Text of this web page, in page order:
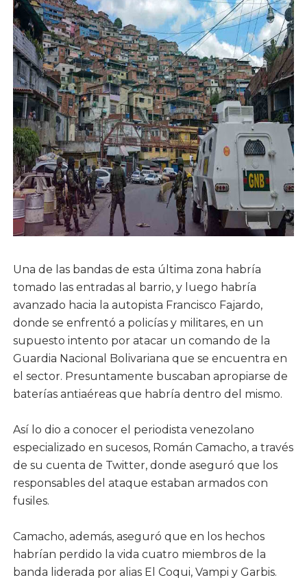
Una de las bandas de esta última zona habría
tomado las entradas al barrio, y luego habría
avanzado hacia la autopista Francisco Fajardo,
donde se enfrentó a policías y militares, en un
supuesto intento por atacar un comando de la
Guardia Nacional Bolivariana que se encuentra en
el sector. Presuntamente buscaban apropiarse de
baterías antiaéreas que habría dentro del mismo.
Así lo dio a conocer el periodista venezolano
especializado en sucesos, Román Camacho, a través
de su cuenta de Twitter, donde aseguró que los
responsables del ataque estaban armados con
fusiles.
Camacho, además, aseguró que en los hechos
habrían perdido la vida cuatro miembros de la
banda liderada por alias El Coqui, Vampi y Garbis.